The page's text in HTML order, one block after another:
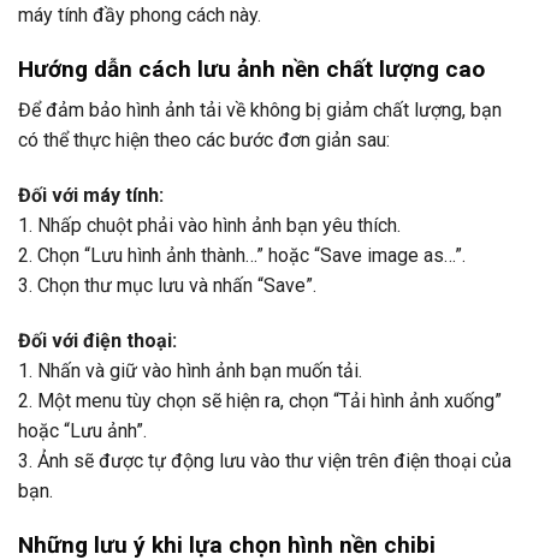
máy tính đầy phong cách này.
Hướng dẫn cách lưu ảnh nền chất lượng cao
Để đảm bảo hình ảnh tải về không bị giảm chất lượng, bạn
có thể thực hiện theo các bước đơn giản sau:
Đối với máy tính:
1. Nhấp chuột phải vào hình ảnh bạn yêu thích.
2. Chọn “Lưu hình ảnh thành…” hoặc “Save image as…”.
3. Chọn thư mục lưu và nhấn “Save”.
Đối với điện thoại:
1. Nhấn và giữ vào hình ảnh bạn muốn tải.
2. Một menu tùy chọn sẽ hiện ra, chọn “Tải hình ảnh xuống”
hoặc “Lưu ảnh”.
3. Ảnh sẽ được tự động lưu vào thư viện trên điện thoại của
bạn.
Những lưu ý khi lựa chọn hình nền chibi